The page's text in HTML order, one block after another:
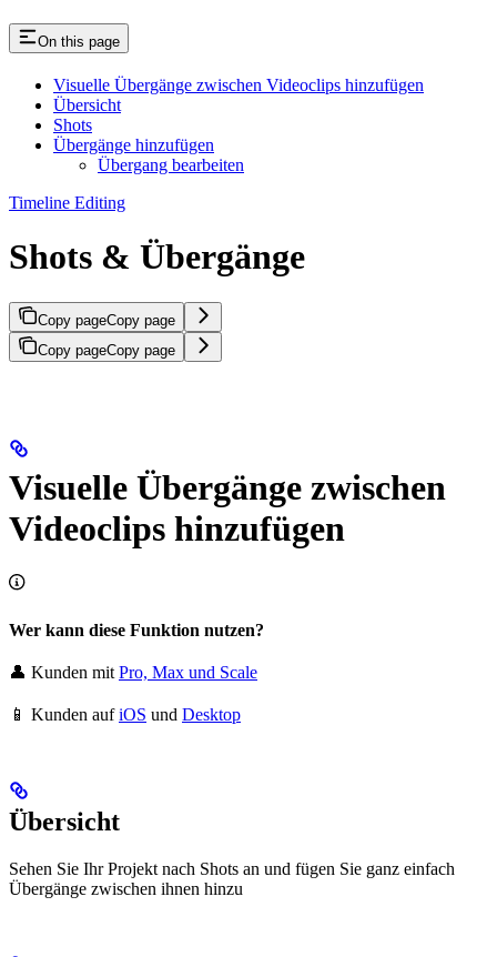
On this page
Visuelle Übergänge zwischen Videoclips hinzufügen
Übersicht
Shots
Übergänge hinzufügen
Übergang bearbeiten
Timeline Editing
Shots & Übergänge
Copy pageCopy page
Copy pageCopy page
Visuelle Übergänge zwischen
Videoclips hinzufügen
Wer kann diese Funktion nutzen?
👤 Kunden mit Pro, Max und Scale
📱 Kunden aufiOS und Desktop
Übersicht
Sehen Sie Ihr Projekt nach Shots an und fügen Sie ganz einfach
Übergänge zwischen ihnen hinzu